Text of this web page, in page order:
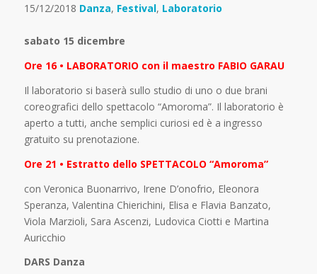
15/12/2018 Danza, Festival, Laboratorio
sabato 15 dicembre
Ore 16 • LABORATORIO con il maestro FABIO GARAU
Il laboratorio si baserà sullo studio di uno o due brani
coreografici dello spettacolo “Amoroma”. Il laboratorio è
aperto a tutti, anche semplici curiosi ed è a ingresso
gratuito su prenotazione.
Ore 21 • Estratto dello SPETTACOLO “Amoroma”
con Veronica Buonarrivo, Irene D’onofrio, Eleonora
Speranza, Valentina Chierichini, Elisa e Flavia Banzato,
Viola Marzioli, Sara Ascenzi, Ludovica Ciotti e Martina
Auricchio
DARS Danza